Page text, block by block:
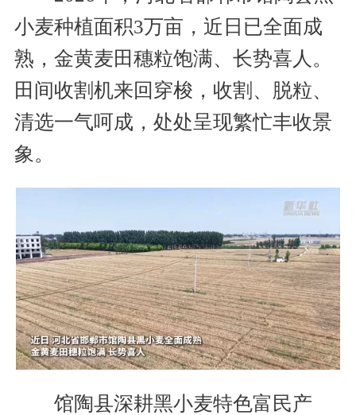
小麦种植面积3万亩，近日已全面成
熟，金黄麦田穗粒饱满、长势喜人。
田间收割机来回穿梭，收割、脱粒、
清选一气呵成，处处呈现繁忙丰收景
象。
馆陶县深耕黑小麦特色富民产